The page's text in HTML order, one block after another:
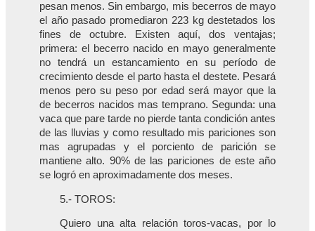
pesan menos. Sin embargo, mis becerros de mayo
el año pasado promediaron 223 kg destetados los
fines de octubre. Existen aquí, dos ventajas;
primera: el becerro nacido en mayo generalmente
no tendrá un estancamiento en su período de
crecimiento desde el parto hasta el destete. Pesará
menos pero su peso por edad será mayor que la
de becerros nacidos mas temprano. Segunda: una
vaca que pare tarde no pierde tanta condición antes
de las lluvias y como resultado mis pariciones son
mas agrupadas y el porciento de parición se
mantiene alto. 90% de las pariciones de este año
se logró en aproximadamente dos meses.
5.- TOROS:
Quiero una alta relación toros-vacas, por lo